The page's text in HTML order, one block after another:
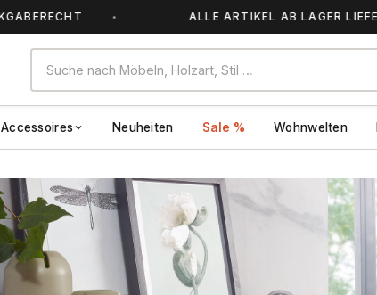
ALLE ARTIKEL AB LAGER LIEFERBAR
Accessoires Neuheiten Sale % Wohnwelten